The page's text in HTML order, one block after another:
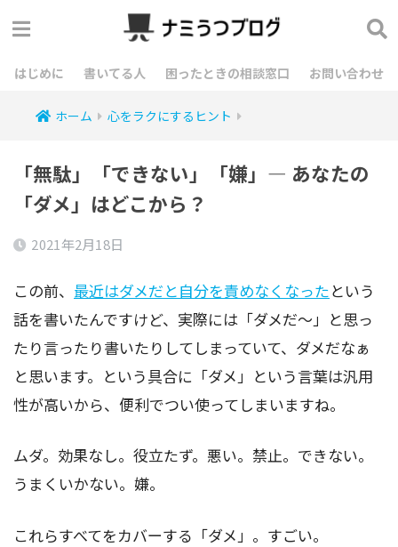
はじめに 書いてる人 困ったときの相談窓口 お問い合わせ
ホーム 心をラクにするヒント
「無駄」「できない」「嫌」― あなたの
「ダメ」はどこから？
2021年2月18日
この前、 最近はダメだと自分を責めなくなったという
話を書いたんですけど、実際には「ダメだ～」と思っ
たり言ったり書いたりしてしまっていて、ダメだなぁ
と思います。という具合に「ダメ」という言葉は汎用
性が高いから、便利でつい使ってしまいますね。
ムダ。効果なし。役立たず。悪い。禁止。できない。
うまくいかない。嫌。
これらすべてをカバーする「ダメ」。すごい。